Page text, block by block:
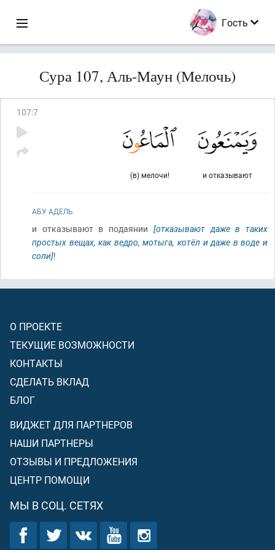
Гость
Сура 107, Аль-Маун (Мелочь)
107:7
и отказывают
(в) мелочи!
АБУ АДЕЛЬ
и отказывают в подаянии [отказывают даже в таких
простых вещах, как ведро, мотыга, котёл и даже в воде и
соли]!
О ПРОЕКТЕ
ТЕКУЩИЕ ВОЗМОЖНОСТИ
КОНТАКТЫ
СДЕЛАТЬ ВКЛАД
БЛОГ
ВИДЖЕТ ДЛЯ ПАРТНЕРОВ
НАШИ ПАРТНЕРЫ
ОТЗЫВЫ И ПРЕДЛОЖЕНИЯ
ЦЕНТР ПОМОЩИ
МЫ В СОЦ. СЕТЯХ